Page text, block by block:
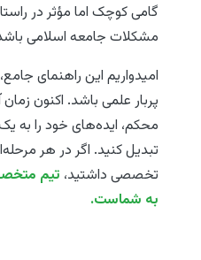
گامی کوچک اما مؤثر در
مشکلات جامعه اسلامی
امیدواریم این راهنمای
پربار علمی باشد. اکنون
محکم، ایده‌های خود را به
تبدیل کنید. اگر در هر
تخصصی داشتید، تیم
به شماست.